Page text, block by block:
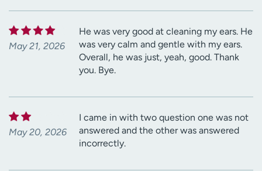
May 21, 2026
He was very good at cleaning my ears. He
was very calm and gentle with my ears.
Overall, he was just, yeah, good. Thank
you. Bye.
May 20, 2026
I came in with two question one was not
answered and the other was answered
incorrectly.